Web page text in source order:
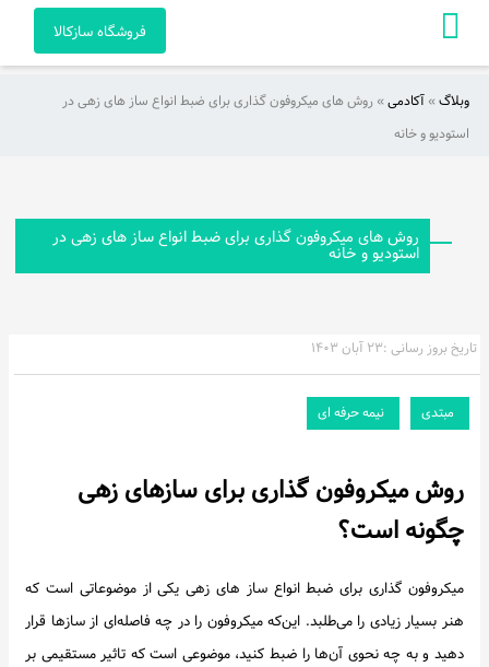
فروشگاه سازکالا
صفحه
اصلی
راهنمای
ویدئو
هنرمندان
وبلاگ» آکادمی» روش های میکروفون گذاری برای ضبط انواع ساز های زهی در
استودیو و خانه
روش های میکروفون گذاری برای ضبط انواع ساز های زهی در
استودیو و خانه
تاریخ بروز رسانی :۲۳ آبان ۱۴۰۳
مبتدی نیمه حرفه ای
روش میکروفون گذاری برای سازهای زهی
چگونه است؟
میکروفون گذاری برای ضبط انواع ساز های زهی یکی از موضوعاتی است که
هنر بسیار زیادی را می‌طلبد. این‌که میکروفون را در چه فاصله‌ای از سازها قرار
دهید و به چه نحوی آن‌ها را ضبط کنید، موضوعی است که تاثیر مستقیمی بر